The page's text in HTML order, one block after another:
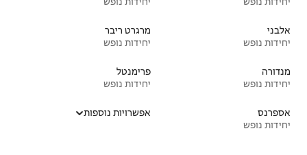
מרגרט ריבר
יחידות נופש
פרימנטל
יחידות נופש
אפשרויות נוספות